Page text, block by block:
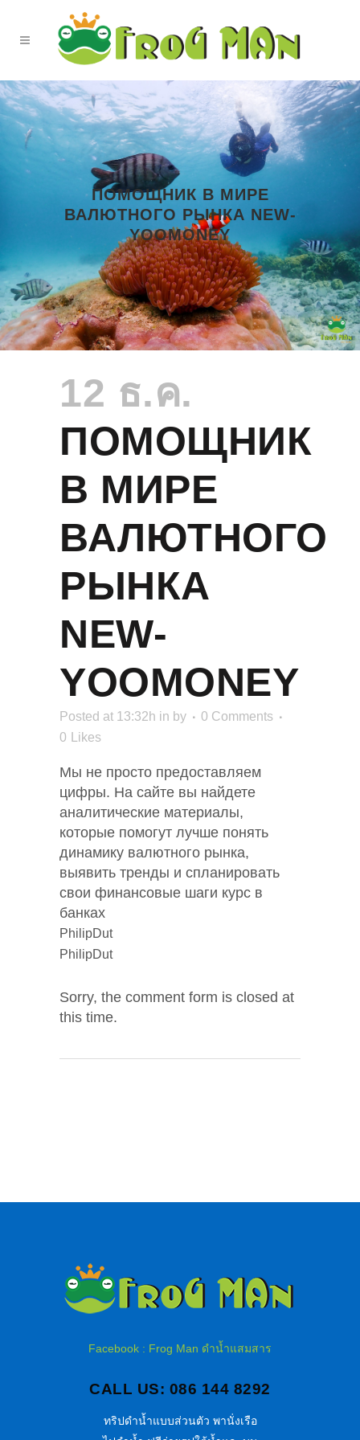
ПОМОЩНИК В МИРЕ
ВАЛЮТНОГО РЫНКА NEW-
YOOMONEY
12 ธ.ค.
ПОМОЩНИК
В МИРЕ
ВАЛЮТНОГО
РЫНКА
NEW-
YOOMONEY
Posted at 13:32h in by
0 Comments
0
Likes
Мы не просто предоставляем
цифры. На сайте вы найдете
аналитические материалы,
которые помогут лучше понять
динамику валютного рынка,
выявить тренды и спланировать
свои финансовые шаги курс в
банках
PhilipDut
PhilipDut
Sorry, the comment form is closed at
this time.
Facebook : Frog Man ดำน้ำแสมสาร
CALL US: 086 144 8292
ทริปดำน้ำแบบส่วนตัว พานั่งเรือ